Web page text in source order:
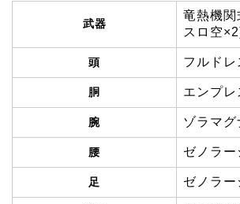
武器
竜熱機
スロ空
頭 フルド
胴 エンプレ
腕 ゾラマグ
腰 ゼノラ
足 ゼノラ